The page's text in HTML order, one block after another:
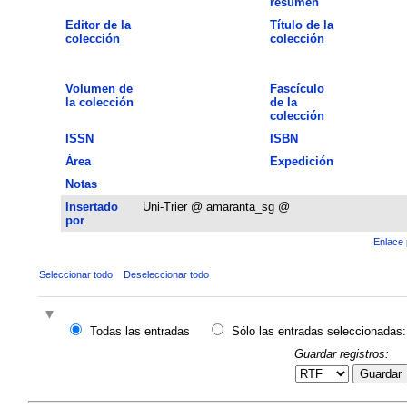
Editor de la
colección
Título de la
colección
Volumen de
la colección
Fascículo
de la
colección
ISSN
ISBN
Área
Expedición
Notas
Insertado
por
Uni-Trier @ amaranta_sg @
Enlace
Seleccionar todo Deseleccionar todo
Todas las entradas
Sólo las entradas seleccionadas:
Guardar registros:
Guardar